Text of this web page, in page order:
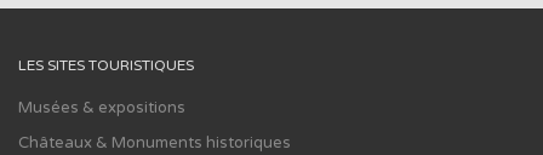
LES SITES TOURISTIQUES
Musées & expositions
Châteaux & Monuments historiques